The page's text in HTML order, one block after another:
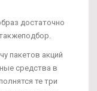
достаточно
пакетов акций
средства в
те три